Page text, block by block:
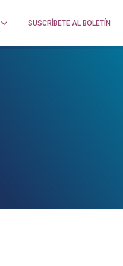
SUSCRÍBETE AL BOLETÍN